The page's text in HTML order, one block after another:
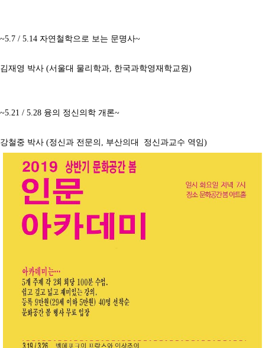
~5.7 / 5.14 자연철학으로 보는 문명사~
김재영 박사 (서울대 물리학과, 한국과학영재학교원)
~5.21 / 5.28 융의 정신의학 개론~
강철중 박사 (정신과 전문의, 부산의대 정신과교수 역임)